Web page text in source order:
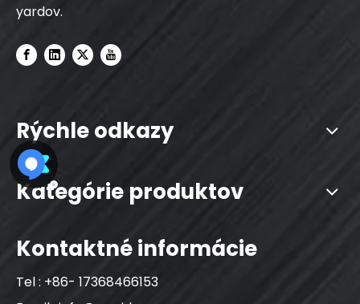
yardov.
Rýchle odkazy
Kategórie produktov
Kontaktné informácie
Tel : +86- 17368466153